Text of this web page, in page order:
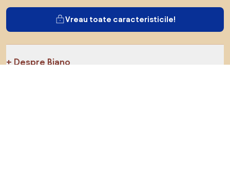
Vreau toate caracteristicile!
Despre Biano